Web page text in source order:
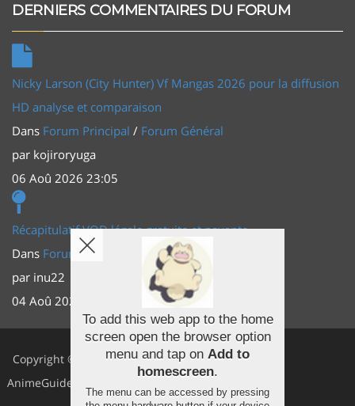
DERNIERS COMMENTAIRES DU FORUM
Nicky Larson (City Hunter) Vf Mangas 2026 pour la diffusion
HD analyse et comparaison
Dans Forum Principal / Forum Général
par kojiroryuga
06 Aoû 2026 23:05
Récapitulatif VOD légale gratuite et payante
Dans Forum Principal
Actus (TV, vidéo, web)
par inu22
04 Aoû 2026 20:30
Copyright ©
AnimeGuides
Facebook
Youtube
To add this web app to the home
screen open the browser option
menu and tap on Add to
homescreen.
The menu can be accessed by pressing